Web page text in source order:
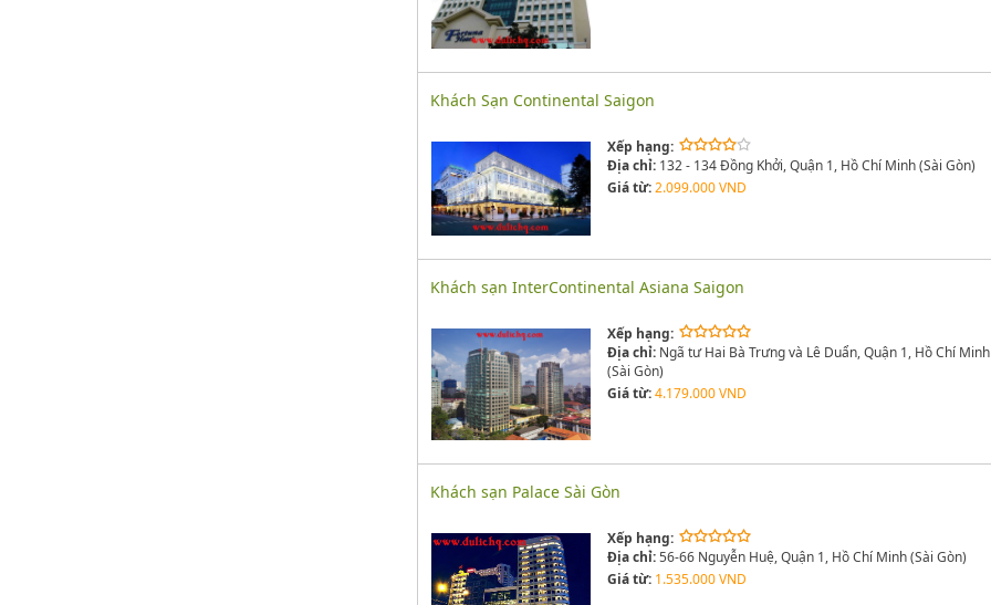
Khách Sạn Continental Saigon
Xếp hạng:
Địa chỉ:132 - 134 Đồng Khởi, Quận 1, Hồ Chí Minh (Sài Gòn)
Giá từ:2.099.000 VND
Khách sạn InterContinental Asiana Saigon
Xếp hạng:
Địa chỉ:Ngã tư Hai Bà Trưng và Lê Duẩn, Quận 1, Hồ Chí Minh
(Sài Gòn)
Giá từ:4.179.000 VND
Khách sạn Palace Sài Gòn
Xếp hạng:
Địa chỉ:56-66 Nguyễn Huệ, Quận 1, Hồ Chí Minh (Sài Gòn)
Giá từ: 1.535.000 VND